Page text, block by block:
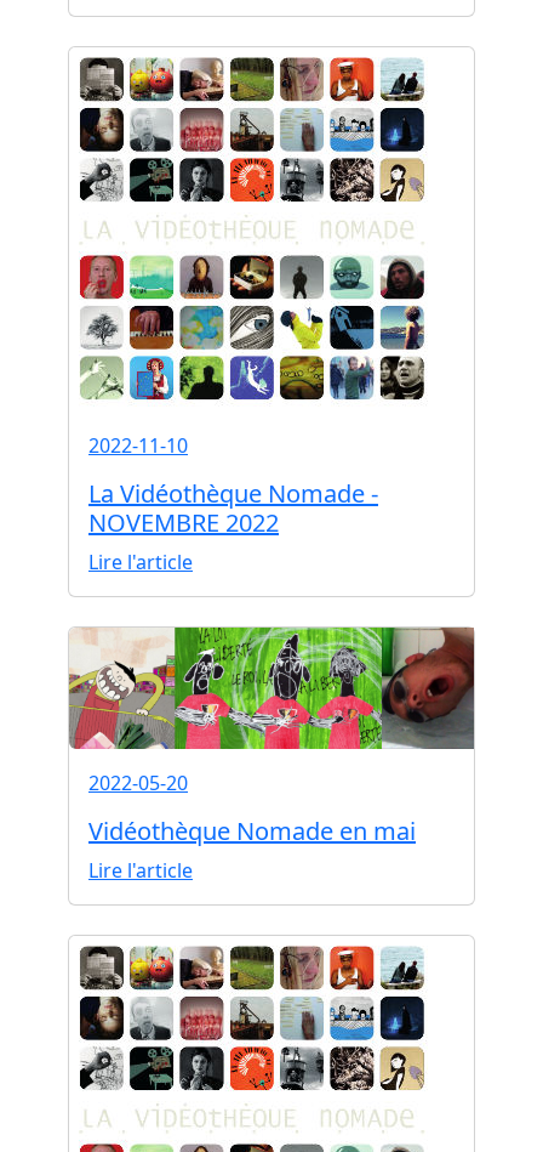
2022-11-10
La Vidéothèque Nomade -
NOVEMBRE 2022
Lire l'article
2022-05-20
Vidéothèque Nomade en mai
Lire l'article